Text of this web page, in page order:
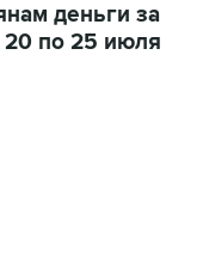
деньги за
20 по 25 июля